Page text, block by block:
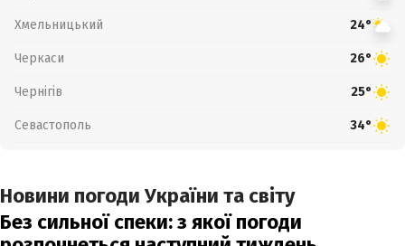
Хмельницький 24°
Черкаси 26°
Чернігів 25°
Севастополь 34°
Новини погоди України та світу
Без сильної спеки: з якої погоди